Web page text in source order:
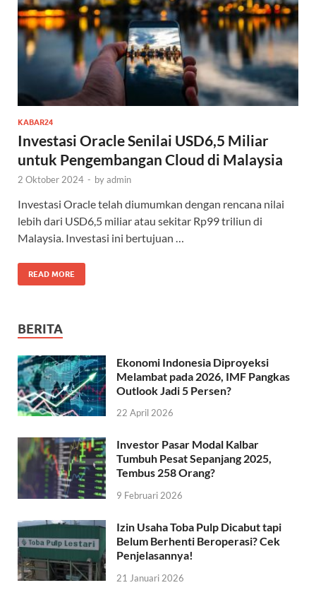
KABAR24
Investasi Oracle Senilai USD6,5 Miliar
untuk Pengembangan Cloud di Malaysia
2 Oktober 2024 - byadmin
Investasi Oracle telah diumumkan dengan rencana nilai
lebih dari USD6,5 miliar atau sekitar Rp99 triliun di
Malaysia. Investasi ini bertujuan …
READ MORE
BERITA
Ekonomi Indonesia Diproyeksi
Melambat pada 2026, IMF Pangkas
Outlook Jadi 5 Persen?
22 April 2026
Investor Pasar Modal Kalbar
Tumbuh Pesat Sepanjang 2025,
Tembus 258 Orang?
9 Februari 2026
Izin Usaha Toba Pulp Dicabut tapi
Belum Berhenti Beroperasi? Cek
Penjelasannya!
21 Januari 2026